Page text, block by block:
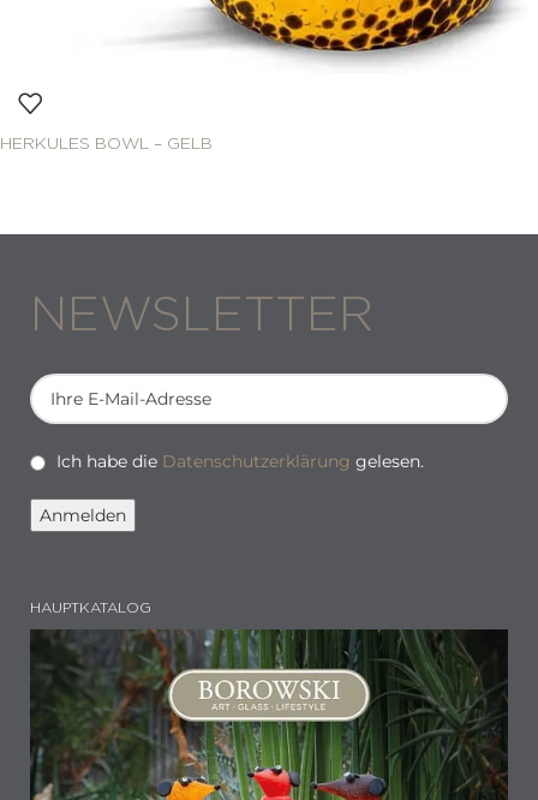
HERKULES BOWL – GELB
NEWSLETTER
Ich habe die Datenschutzerklärung gelesen.
HAUPTKATALOG